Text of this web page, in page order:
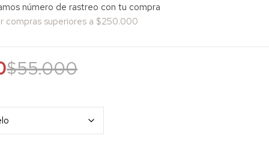
número de rastreo con tu compra
compras superiores a $250.000
$55.000